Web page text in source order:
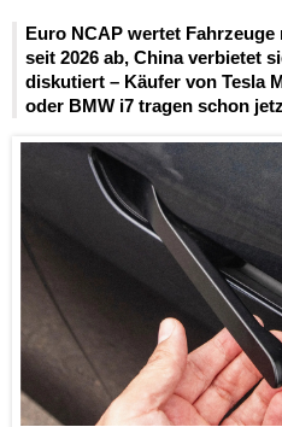
Euro NCAP wertet
seit 2026 ab, China verbietet
diskutiert – Käufer von Tesla
oder BMW i7 tragen schon